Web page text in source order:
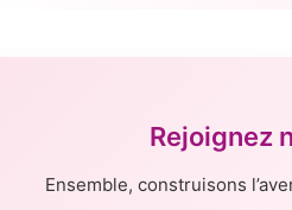
Rejoignez
Ensemble, construisons